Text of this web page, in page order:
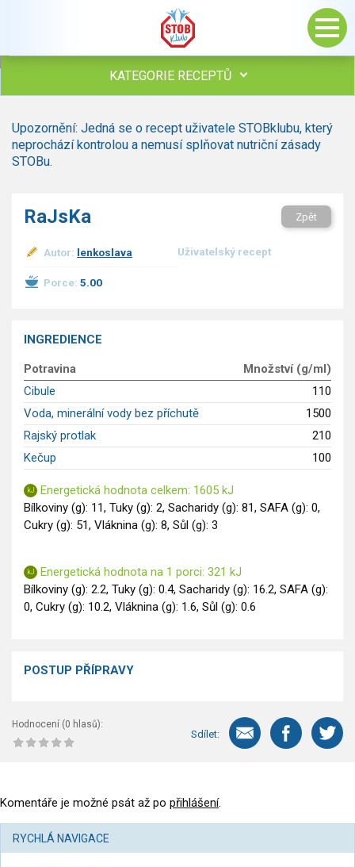
KATEGORIE RECEPTŮ
Polévky
Studená kuchyně
Bezmasé a zeleninové
Sladké pokrmy
Dezerty
Dětské recepty
GLP-1 recepty
Upozornění: Jedná se o recept uživatele STOBklubu, který
neprochází kontrolou a nemusí splňovat nutriční zásady
STOBu.
RaJsKa Zpět
Autor: lenkoslava Uživatelský recept
Porce: 5.00
INGREDIENCE
Potravina
Množství (g/ml)
Cibule
110
Voda, minerální vody bez příchutě
1500
Rajský protlak
210
Kečup
100
Energetická hodnota celkem: 1605 kJ
Bílkoviny (g): 11, Tuky (g): 2, Sacharidy (g): 81, SAFA (g): 0,
Cukry (g): 51, Vláknina (g): 8, Sůl (g): 3
Energetická hodnota na 1 porci: 321 kJ
Bílkoviny (g): 2.2, Tuky (g): 0.4, Sacharidy (g): 16.2, SAFA (g):
0, Cukry (g): 10.2, Vláknina (g): 1.6, Sůl (g): 0.6
POSTUP PŘÍPRAVY
Hodnocení (0 hlasů):
Sdílet:
Komentáře je možné psát až po přihlášení.
RYCHLÁ NAVIGACE